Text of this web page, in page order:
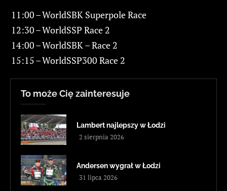
11:00–WorldSBK Superpole Race
12:30–WorldSSP Race 2
14:00–WorldSBK – Race 2
15:15–WorldSSP300 Race 2
To może Cię zainteresuje
Lambert najlepszy w Łodzi
2 sierpnia 2026
Andersen wygrał w Łodzi
31 lipca 2026